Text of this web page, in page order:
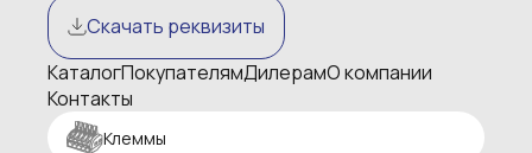
Скачать реквизиты
КаталогПокупателямДилерамО компании
Контакты
Клеммы